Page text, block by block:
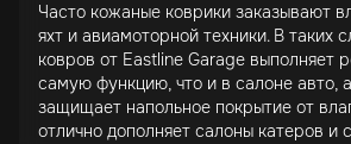
Часто кожаные коврики заказывают
яхт и авиамоторной техники. В таких
ковров от Eastline Garage выполняет
самую функцию, что и в салоне авто,
защищает напольное покрытие от
отлично дополняет салоны катеров и